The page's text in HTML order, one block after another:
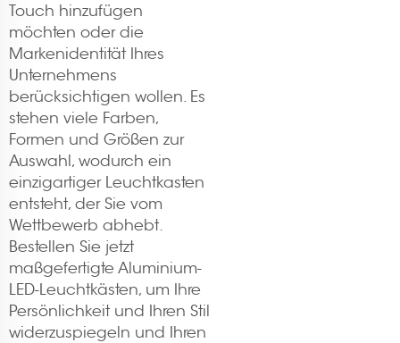
Touch hinzufügen
möchten oder die
Markenidentität Ihres
Unternehmens
berücksichtigen wollen. Es
stehen viele Farben,
Formen und Größen zur
Auswahl, wodurch ein
einzigartiger Leuchtkasten
entsteht, der Sie vom
Wettbewerb abhebt.
Bestellen Sie jetzt
maßgefertigte Aluminium-
LED-Leuchtkästen, um Ihre
Persönlichkeit und Ihren Stil
widerzuspiegeln und Ihren